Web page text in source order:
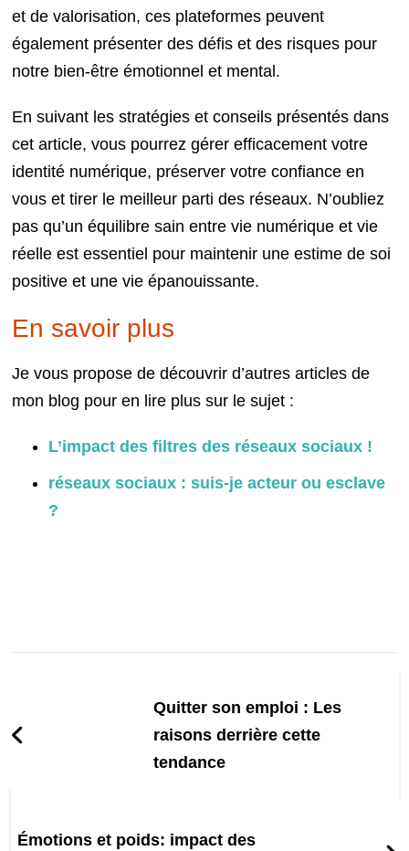
et de valorisation, ces plateformes peuvent
également présenter des défis et des risques pour
notre bien-être émotionnel et mental.
En suivant les stratégies et conseils présentés dans
cet article, vous pourrez gérer efficacement votre
identité numérique, préserver votre confiance en
vous et tirer le meilleur parti des réseaux. N’oubliez
pas qu’un équilibre sain entre vie numérique et vie
réelle est essentiel pour maintenir une estime de soi
positive et une vie épanouissante.
En savoir plus
Je vous propose de découvrir d’autres articles de
mon blog pour en lire plus sur le sujet :
L’impact des filtres des réseaux sociaux !
réseaux sociaux : suis-je acteur ou esclave
?
NavigationQuitter son emploi : Les
raisons derrière cette
tendance
Émotions et poids: impact des